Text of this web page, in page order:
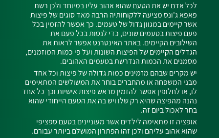
לכל אדם יש את הטעם שהוא אהוב עליו במיוחד ולכן רשת
פאפא ג'ונס מציעה ללקוחותיה הרבה מאד סוגים של פיצות
אשר קיימים במגוון גדול של טעמים. כך אפשר להזמין בכל
פעם פיצות בטעמים שונים, כדי לנסות בכל פעם את
השילובים הקיימים. באתר האינטרנט אפשר לראות את
הגדלים הקיימים של הפיצות השונות ועל פי כמות המוזמנים,
מסמנים את הכמות הנדרשת בטעמים האהובים.
יש מקרים שבהם מזמינים כמות גדולה של פיצות וכל אחד
מבני המשפחה או מהחברים בוחר את המשולשים המתאימים
לו, או לחלופין אפשר להזמין מראש פיצות אישיות וכך כל אחד
נהנה מהפיצה שהיא רק שלו ויש בה את הטעם הייחודי שהוא
בחר לאכול ביום זה.
אופציה זו מתאימה לילדים אשר מעוניינים בטעם ספציפי
שהוא אהוב עליהם ולכן זהו הפתרון המושלם ביותר עבורם.